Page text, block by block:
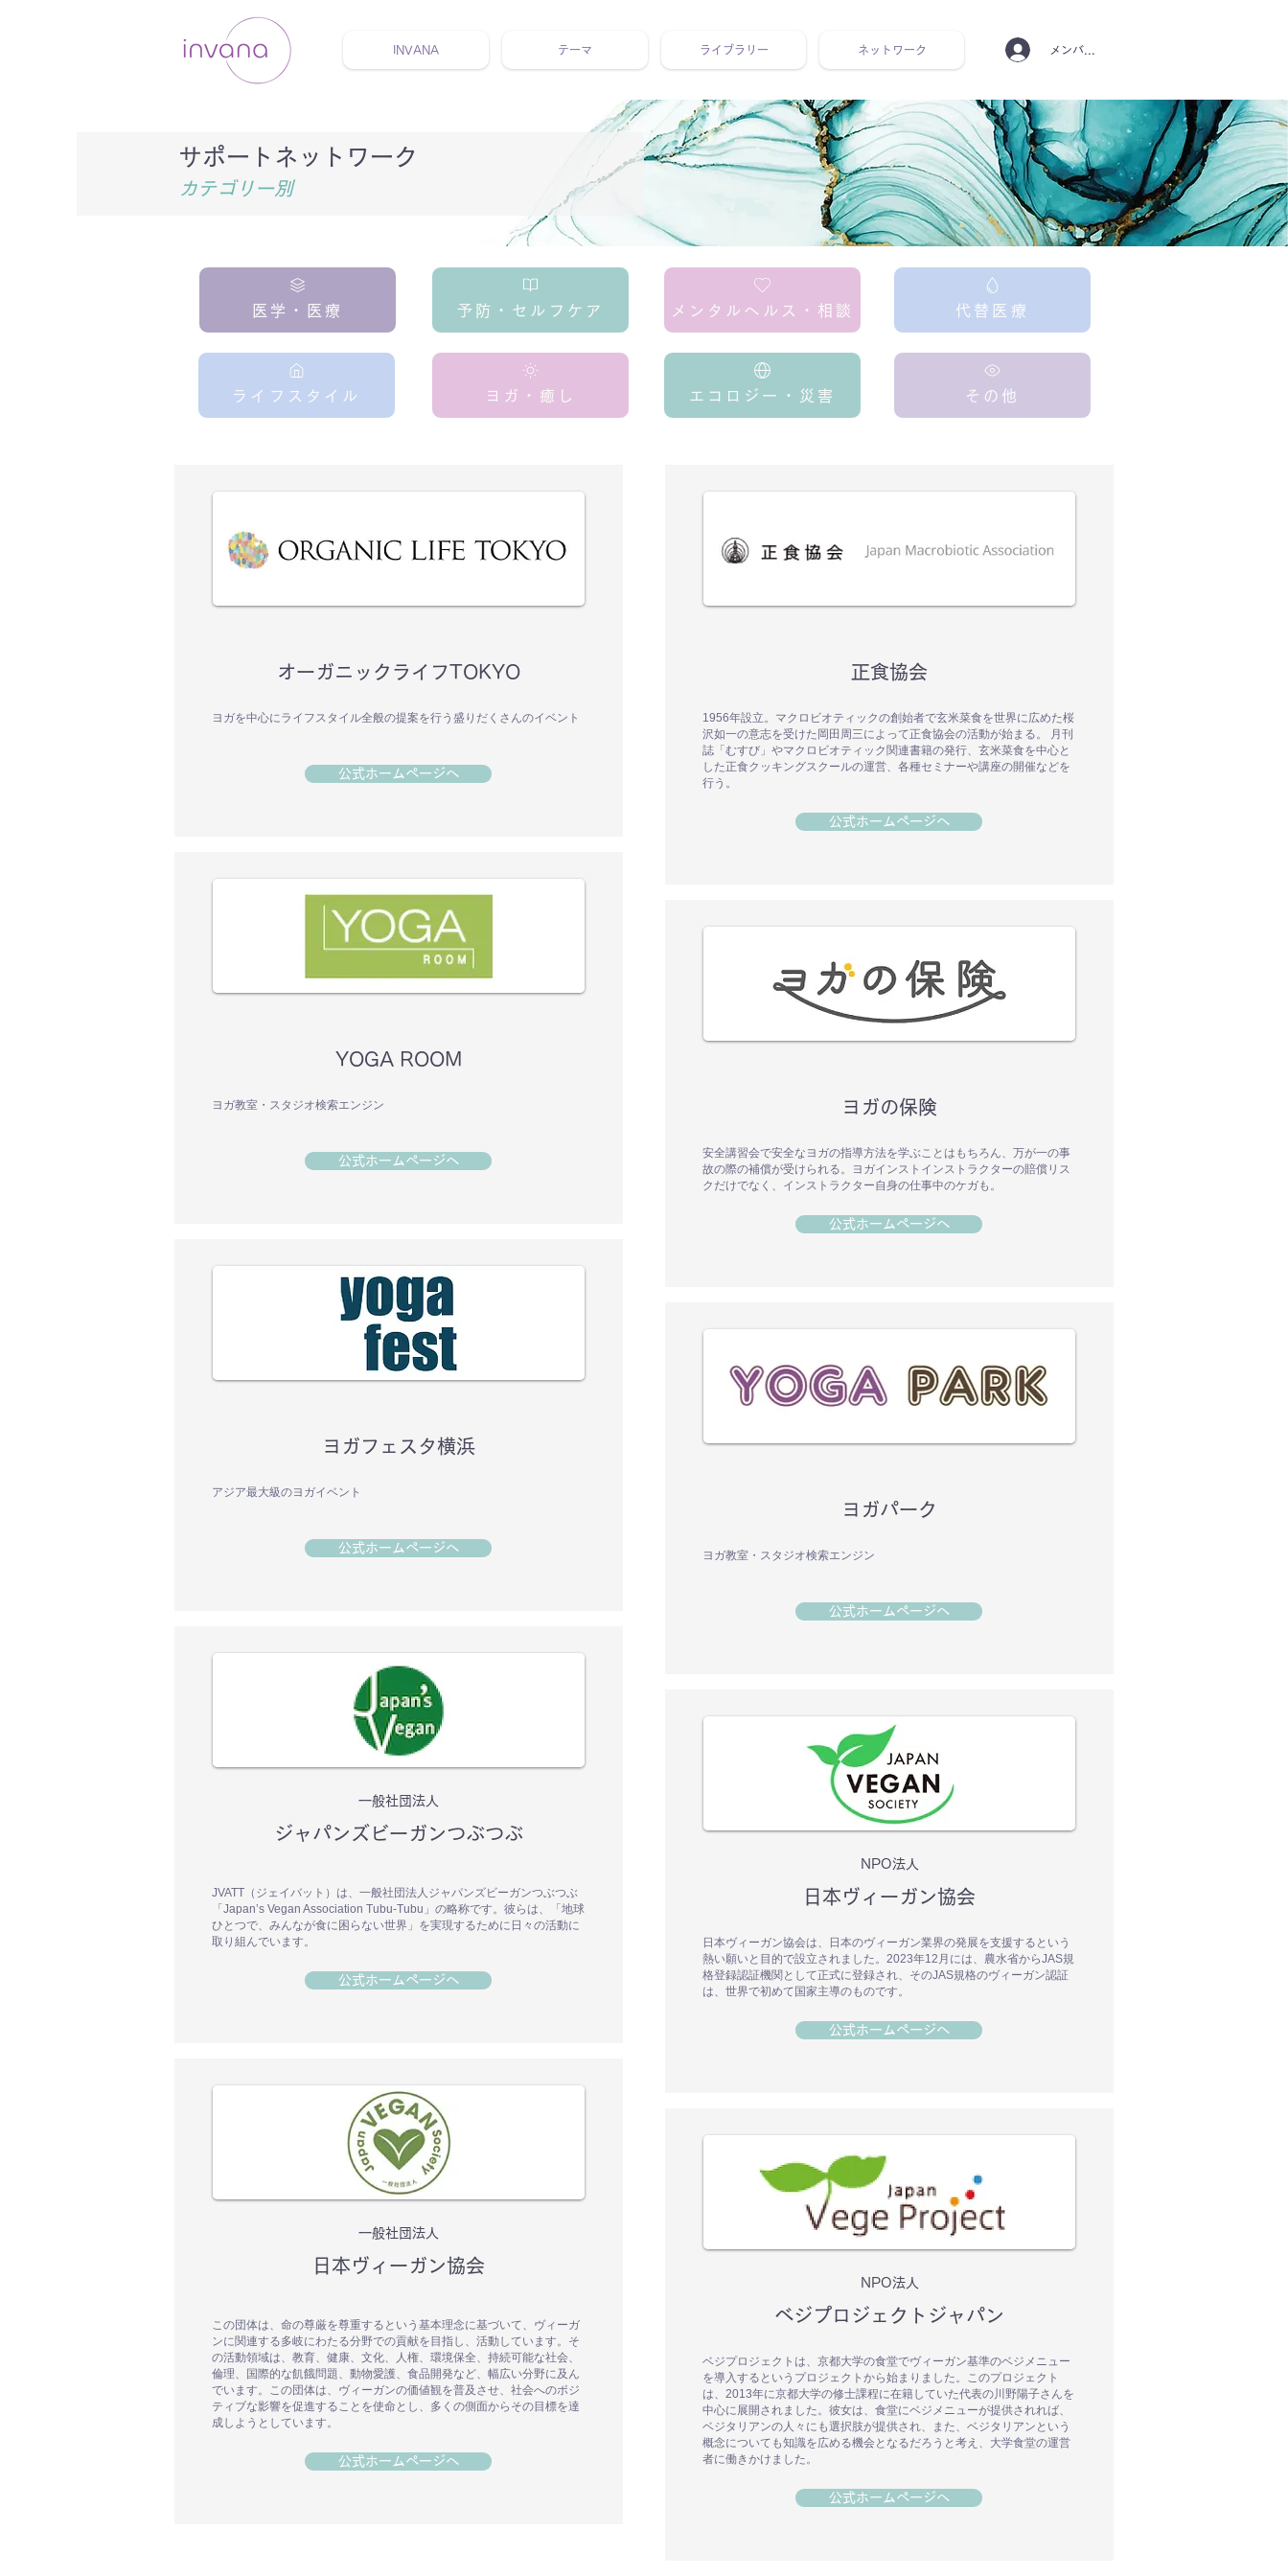
INVANA テーマ ライブラリー ネットワーク メンバーログイン
サポートネットワーク
カテゴリー別
医学・医療
ライフスタイル
予防・セルフケア
ヨガ・癒し
メンタルへルス・相談
エコロジー・災害
代替医療
その他
正食協会
1956年設立。マクロビオティックの創始者で玄米菜食を世界に広めた桜
沢如一の意志を受けた岡田周三によって正食協会の活動が始まる。 月刊
誌「むすび」やマクロビオティック関連書籍の発行、玄米菜食を中心と
した正食クッキングスクールの運営、各種セミナーや講座の開催などを
行う。
公式ホームページへ
ヨガの保険
安全講習会で安全なヨガの指導方法を学ぶことはもちろん、万が一の事
故の際の補償が受けられる。ヨガインストインストラクターの賠償リス
クだけでなく、インストラクター自身の仕事中のケガも。
公式ホームページへ
ヨガパーク
ヨガ教室・スタジオ検索エンジン
公式ホームページへ
NPO法人
日本ヴィーガン協会
日本ヴィーガン協会は、日本のヴィーガン業界の発展を支援するという
熱い願いと目的で設立されました。2023年12月には、農水省からJAS規
格登録認証機関として正式に登録され、そのJAS規格のヴィーガン認証
は、世界で初めて国家主導のものです。
公式ホームページへ
NPO法人
ベジプロジェクトジャパン
ベジプロジェクトは、京都大学の食堂でヴィーガン基準のベジメニュー
を導入するというプロジェクトから始まりました。このプロジェクト
は、2013年に京都大学の修士課程に在籍していた代表の川野陽子さんを
中心に展開されました。彼女は、食堂にベジメニューが提供されれば、
ベジタリアンの人々にも選択肢が提供され、また、ベジタリアンという
概念についても知識を広める機会となるだろうと考え、大学食堂の運営
者に働きかけました。
公式ホームページへ
オーガニックライフTOKYO
ヨガを中心にライフスタイル全般の提案を行う盛りだくさんのイベント
公式ホームページへ
YOGA ROOM
ヨガ教室・スタジオ検索エンジン
公式ホームページへ
ヨガフェスタ横浜
アジア最大級のヨガイベント
公式ホームページへ
一般社団法人
ジャパンズビーガンつぶつぶ
JVATT（ジェイバット）は、一般社団法人ジャパンズビーガンつぶつぶ
「Japan’s Vegan Association Tubu-Tubu」の略称です。彼らは、「地球
ひとつで、みんなが食に困らない世界」を実現するために日々の活動に
取り組んでいます。
公式ホームページへ
一般社団法人
日本ヴィーガン協会
この団体は、命の尊厳を尊重するという基本理念に基づいて、ヴィーガ
ンに関連する多岐にわたる分野での貢献を目指し、活動しています。そ
の活動領域は、教育、健康、文化、人権、環境保全、持続可能な社会、
倫理、国際的な飢餓問題、動物愛護、食品開発など、幅広い分野に及ん
でいます。この団体は、ヴィーガンの価値観を普及させ、社会へのポジ
ティブな影響を促進することを使命とし、多くの側面からその目標を達
成しようとしています。
公式ホームページへ